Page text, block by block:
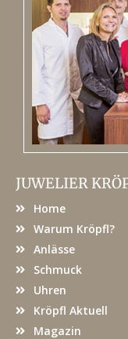
JUWELIER
Home
Warum Kröpfl?
Anlässe
Schmuck
Uhren
Kröpfl Aktuell
Magazin